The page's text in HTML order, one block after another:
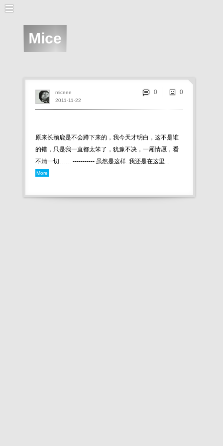
Mice
原来长颈鹿是不会蹲下来的，我今天才明白，这不是谁
的错，只是我一直都太笨了，犹豫不决，一厢情愿，看
不清一切…… ----------- 虽然是这样..我还是在这里...
More
2011-11-22
miceee 0